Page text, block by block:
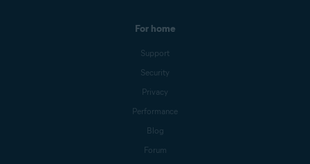
For home
Support
Security
Privacy
Performance
Blog
Forum